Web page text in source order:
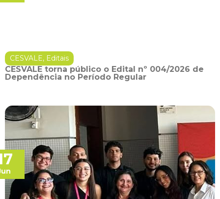
CESVALE, Editais
CESVALE torna público o Edital nº 004/2026 de
Dependência no Período Regular